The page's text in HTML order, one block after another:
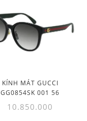
KÍNH MÁT GUCCI
GG0854SK 001 56
10.850.000